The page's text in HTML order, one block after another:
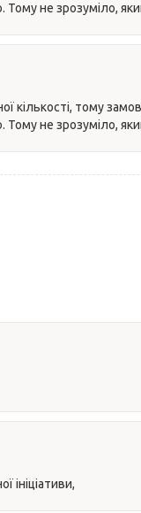
Тому не зрозуміло,
кількості, тому
Тому не зрозуміло,
ініціативи,